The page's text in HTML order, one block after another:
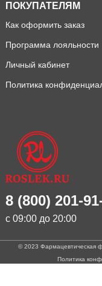
ПОКУПАТЕЛЯМ
Как оформить заказ
Программа лояльности
Личный кабинет
Политика
8 (800) 201-
с 09:00 до 20:00
© 2023 Фармацевтическая
Политика